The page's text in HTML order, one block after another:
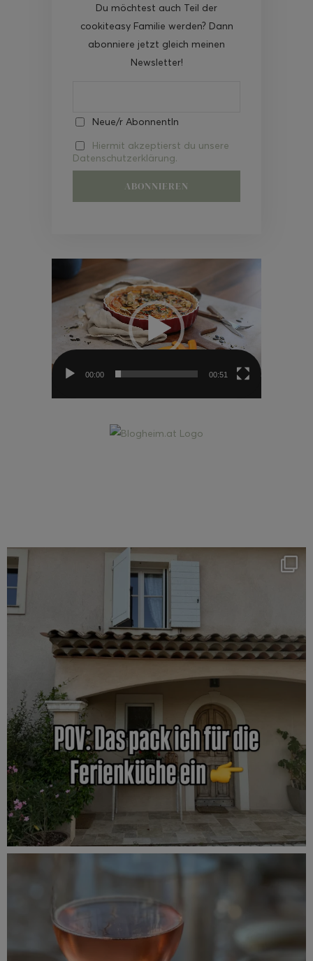
Du möchtest auch Teil der
cookiteasy Familie werden? Dann
abonniere jetzt gleich meinen
Newsletter!
Neue/r AbonnentIn
Hiermit akzeptierst du unsere
Datenschutzerklärung.
Video-
00:00 00:51